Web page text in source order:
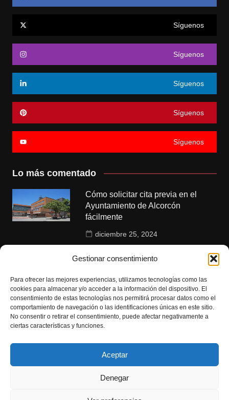
Gestionar consentimiento
Para ofrecer las mejores experiencias, utilizamos tecnologías como las
cookies para almacenar y/o acceder a la información del dispositivo. El
consentimiento de estas tecnologías nos permitirá procesar datos como el
comportamiento de navegación o las identificaciones únicas en este sitio.
No consentir o retirar el consentimiento, puede afectar negativamente a
ciertas características y funciones.
Aceptar
Denegar
Síguenos
Síguenos
Síguenos
Síguenos
Síguenos
Lo más comentado
Cómo solicitar cita previa en el
Ayuntamiento de Alcorcón
fácilmente
diciembre 25, 2024
Polideportivos municipales de
Alcorcón: instalaciones y servicios
disponibles
enero 6, 2025
Citas para empadronamiento en
Alcorcón: guía completa y pasos a
diciembre 23, 2024